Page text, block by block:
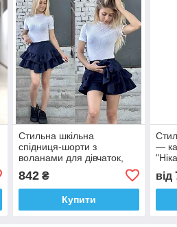
Стильна шкільна
спідниця-шорти з
воланами для дівчаток,
розміри на зріст 128–160
см.
842₴
Купити
—
від